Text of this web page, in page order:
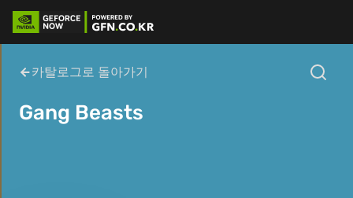
카탈로그로 돌아가기
Gang Beasts